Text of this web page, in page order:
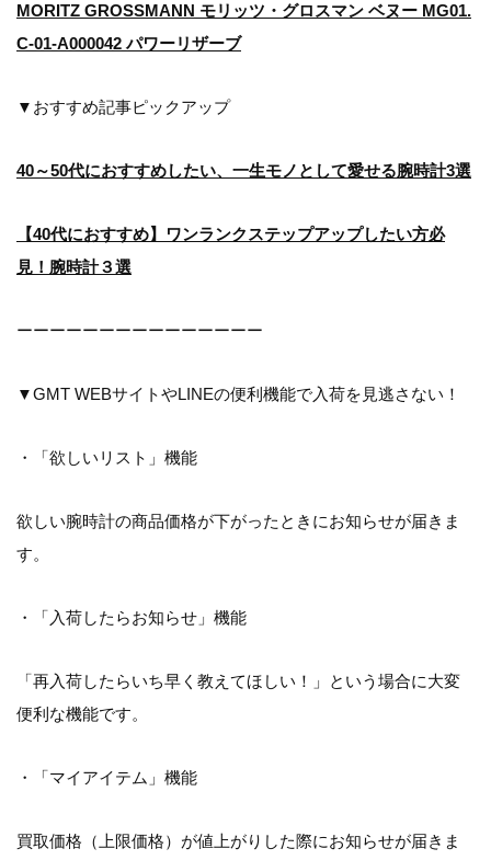
MORITZ GROSSMANN モリッツ・グロスマン ベヌー MG01.
C-01-A000042 パワーリザーブ
▼おすすめ記事ピックアップ
40～50代におすすめしたい、一生モノとして愛せる腕時計3選
【40代におすすめ】ワンランクステップアップしたい方必
見！腕時計３選
ーーーーーーーーーーーーーーー
▼GMT WEBサイトやLINEの便利機能で入荷を見逃さない！
・「欲しいリスト」機能
欲しい腕時計の商品価格が下がったときにお知らせが届きま
す。
・「入荷したらお知らせ」機能
「再入荷したらいち早く教えてほしい！」という場合に大変
便利な機能です。
・「マイアイテム」機能
買取価格（上限価格）が値上がりした際にお知らせが届きま